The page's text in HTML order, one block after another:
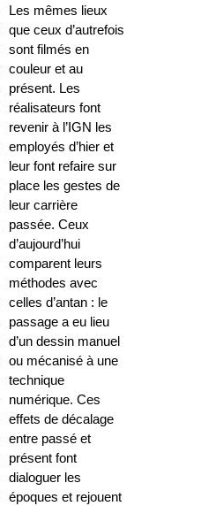
Les mêmes lieux
que ceux d’autrefois
sont filmés en
couleur et au
présent. Les
réalisateurs font
revenir à l’IGN les
employés d’hier et
leur font refaire sur
place les gestes de
leur carrière
passée. Ceux
d’aujourd’hui
comparent leurs
méthodes avec
celles d’antan : le
passage a eu lieu
d’un dessin manuel
ou mécanisé à une
technique
numérique. Ces
effets de décalage
entre passé et
présent font
dialoguer les
époques et rejouent